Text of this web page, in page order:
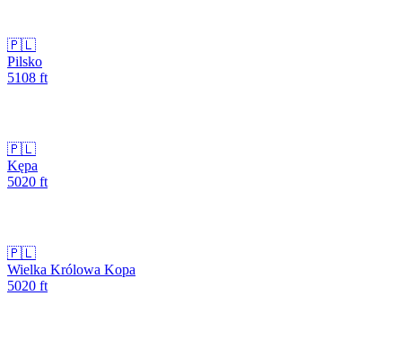
🇵🇱
Pilsko
5108 ft
🇵🇱
Kępa
5020 ft
🇵🇱
Wielka Królowa Kopa
5020 ft